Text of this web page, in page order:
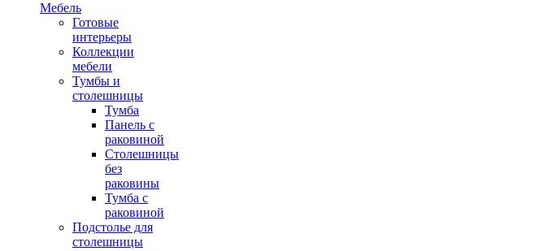
Мебель
Готовые
интерьеры
Коллекции
мебели
Тумбы и
столешницы
Тумба
Панель с
раковиной
Столешницы
без
раковины
Тумба с
раковиной
Подстолье для
столешницы